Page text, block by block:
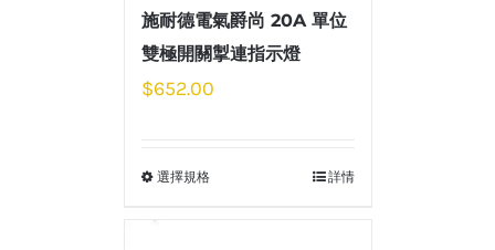
施耐德電氣爵尚 20A 單位
雙極開關掣連指示燈
$652.00
選擇規格 詳情